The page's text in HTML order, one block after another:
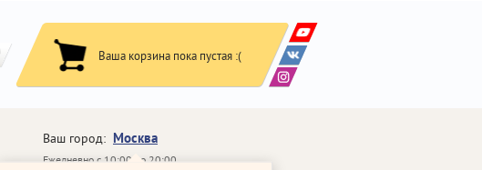
Ваша корзина пока пустая :(
Ваш город: Москва
Ежедневно с 10:00 до 20:00